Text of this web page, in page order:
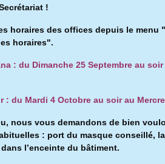
!
horaires des offices depuis le menu
horaires".
: du Dimanche 25 Septembre au
: du Mardi 4 Octobre au soir au
nous vous demandons de bien
: port du masque conseillé, l
dans l’enceinte du bâtiment.